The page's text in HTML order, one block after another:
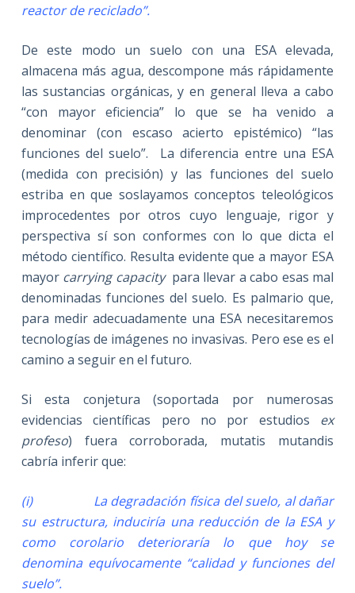
reactor de reciclado”.
De este modo un suelo con una ESA elevada,
almacena más agua, descompone más rápidamente
las sustancias orgánicas, y en general lleva a cabo
“con mayor eficiencia” lo que se ha venido a
denominar (con escaso acierto epistémico) “las
funciones del suelo”. La diferencia entre una ESA
(medida con precisión) y las funciones del suelo
estriba en que soslayamos conceptos teleológicos
improcedentes por otros cuyo lenguaje, rigor y
perspectiva sí son conformes con lo que dicta el
método científico. Resulta evidente que a mayor ESA
mayor carrying capacitypara llevar a cabo esas mal
denominadas funciones del suelo. Es palmario que,
para medir adecuadamente una ESA necesitaremos
tecnologías de imágenes no invasivas. Pero ese es el
camino a seguir en el futuro.
Si esta conjetura (soportada por numerosas
evidencias científicas pero no por estudios ex
profeso) fuera corroborada, mutatis mutandis
cabría inferir que:
(i) La degradación física del suelo, al dañar
su estructura, induciría una reducción de la ESA y
como corolario deterioraría lo que hoy se
denomina equívocamente “calidad y funciones del
suelo”.